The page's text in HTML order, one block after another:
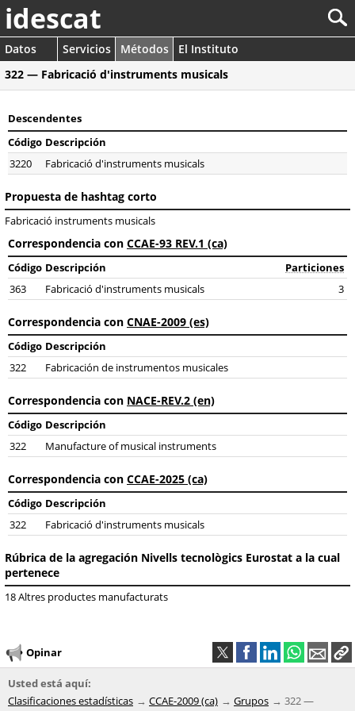
idescat
Datos Servicios Métodos
El Instituto
322 — Fabricació d'instruments musicals
Descendentes
Código Descripción
3220
Fabricació d'instruments musicals
Propuesta de hashtag corto
Fabricació instruments musicals
Correspondencia con CCAE-93 REV.1 (ca)
Código Descripción
Particiones
363
Fabricació d'instruments musicals 3
Correspondencia con CNAE-2009 (es)
Código Descripción
322
Fabricación de instrumentos musicales
Correspondencia con NACE-REV.2 (en)
Código Descripción
322
Manufacture of musical instruments
Correspondencia con CCAE-2025 (ca)
Código Descripción
322
Fabricació d'instruments musicals
Rúbrica de la agregación Nivells tecnològics Eurostat a la cual
pertenece
18 Altres productes manufacturats
Opinar
Usted está aquí:
Clasificaciones estadísticas
CCAE-2009 (ca) Grupos
322 —